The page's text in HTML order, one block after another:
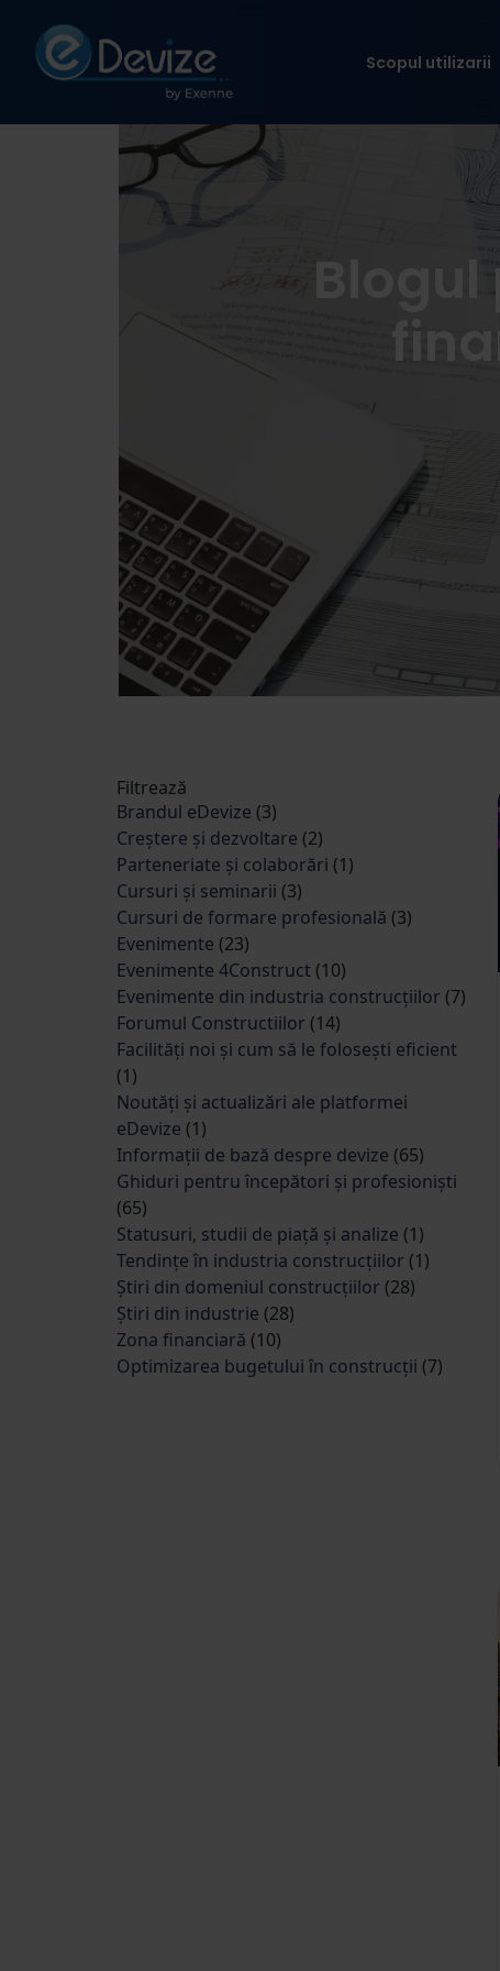
Scopul utilizarii
Filtrează
Brandul eDevize (3)
Creștere și dezvoltare (2)
Parteneriate și colaborări (1)
Cursuri și seminarii (3)
Cursuri de formare profesională (3)
Evenimente (23)
Evenimente 4Construct (10)
Evenimente din industria construcțiilor (7)
Forumul Constructiilor (14)
Facilități noi și cum să le folosești eficient
(1)
Noutăți și actualizări ale platformei
eDevize (1)
Informații de bază despre devize (65)
Ghiduri pentru începători și profesioniști
(65)
Statusuri, studii de piață și analize (1)
Tendințe în industria construcțiilor (1)
Știri din domeniul construcțiilor (28)
Știri din industrie (28)
Zona financiară (10)
Optimizarea bugetului în construcții (7)